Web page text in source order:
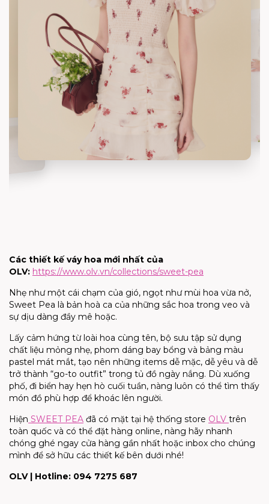
Các thiết kế váy hoa mới nhất của
OLV: https://www.olv.vn/collections/sweet-pea
Nhẹ như một cái chạm của gió, ngọt như mùi hoa vừa nở,
Sweet Pea là bản hoà ca của những sắc hoa trong veo và
sự dịu dàng đầy mê hoặc.
Lấy cảm hứng từ loài hoa cùng tên, bộ sưu tập sử dụng
chất liệu mỏng nhẹ, phom dáng bay bổng và bảng màu
pastel mát mắt, tạo nên những items dễ mặc, dễ yêu và dễ
trở thành “go-to outfit” trong tủ đồ ngày nắng. Dù xuống
phố, đi biển hay hẹn hò cuối tuần, nàng luôn có thể tìm thấy
món đồ phù hợp để khoác lên người.
Hiện SWEET PEA đã có mặt tại hệ thống store OLV trên
toàn quốc và có thể đặt hàng online, nàng hãy nhanh
chóng ghé ngay cửa hàng gần nhất hoặc inbox cho chúng
mình để sở hữu các thiết kế bên dưới nhé!
OLV | Hotline: 094 7275 687